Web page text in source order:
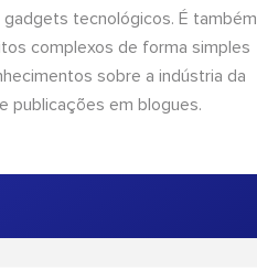
tecnológicos. É também
complexos de forma simples
sobre a indústria da
publicações em blogues.